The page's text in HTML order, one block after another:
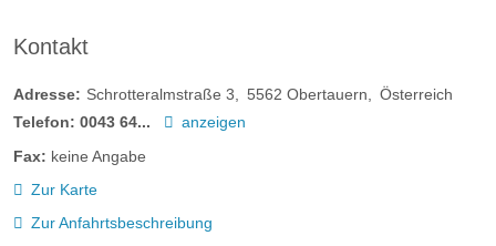
Kontakt
Adresse: Schrotteralmstraße 3 5562 Obertauern
Österreich
Telefon: 0043 64...
anzeigen
Fax: keine Angabe
Zur Karte
Zur Anfahrtsbeschreibung